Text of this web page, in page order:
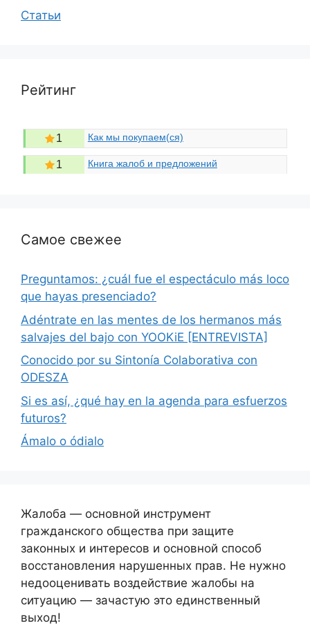
Статьи
Рейтинг
1 Как мы покупаем(ся)
1 Книга жалоб и предложений
Самое свежее
Preguntamos: ¿cuál fue el espectáculo más loco
que hayas presenciado?
Adéntrate en las mentes de los hermanos más
salvajes del bajo con YOOKiE [ENTREVISTA]
Conocido por su Sintonía Colaborativa con
ODESZA
Si es así, ¿qué hay en la agenda para esfuerzos
futuros?
Ámalo o ódialo
Жалоба — основной инструмент
гражданского общества при защите
законных и интересов и основной способ
восстановления нарушенных прав. Не нужно
недооценивать воздействие жалобы на
ситуацию — зачастую это единственный
выход!